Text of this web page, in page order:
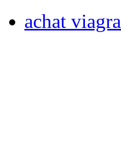
achat viagra